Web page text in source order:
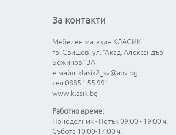
За контакти
Мебелен магазин КЛАСИК
гр. Свищов, ул. "Акад. Александър
Божинов" 3А
е-майл: klasik2_sv@abv.bg
тел 0885 155 991
www.klasik.bg
Работно време:
Понеделник - Петък 09:00 - 19:00 ч.
Събота 10:00-17:00 ч.